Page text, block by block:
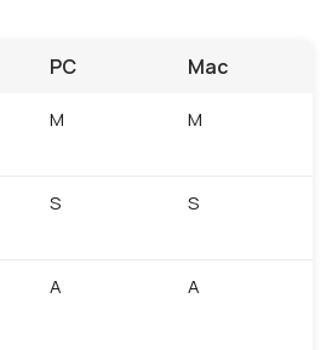
PC Mac
M M
S S
A A